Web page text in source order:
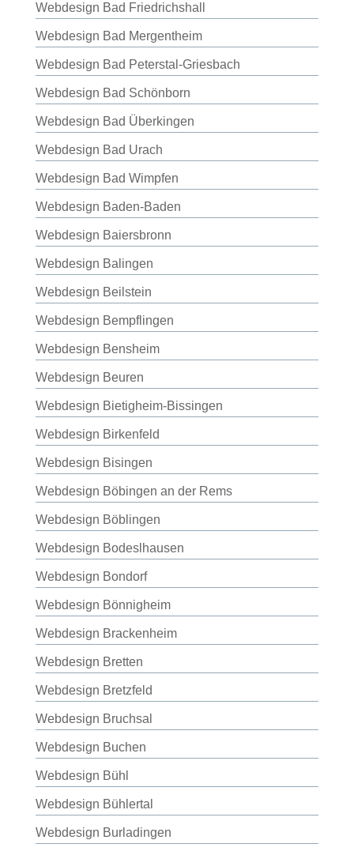
Webdesign Bad Friedrichshall
Webdesign Bad Mergentheim
Webdesign Bad Peterstal-Griesbach
Webdesign Bad Schönborn
Webdesign Bad Überkingen
Webdesign Bad Urach
Webdesign Bad Wimpfen
Webdesign Baden-Baden
Webdesign Baiersbronn
Webdesign Balingen
Webdesign Beilstein
Webdesign Bempflingen
Webdesign Bensheim
Webdesign Beuren
Webdesign Bietigheim-Bissingen
Webdesign Birkenfeld
Webdesign Bisingen
Webdesign Böbingen an der Rems
Webdesign Böblingen
Webdesign Bodeslhausen
Webdesign Bondorf
Webdesign Bönnigheim
Webdesign Brackenheim
Webdesign Bretten
Webdesign Bretzfeld
Webdesign Bruchsal
Webdesign Buchen
Webdesign Bühl
Webdesign Bühlertal
Webdesign Burladingen